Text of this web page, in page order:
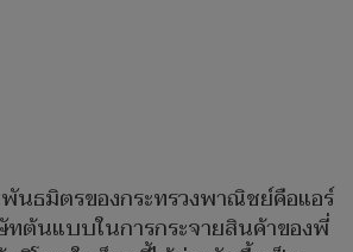
นธมิตรของกระทรวงพาณิชย์คือแอร์
ทต้นแบบในการกระจายสินค้าของพี่